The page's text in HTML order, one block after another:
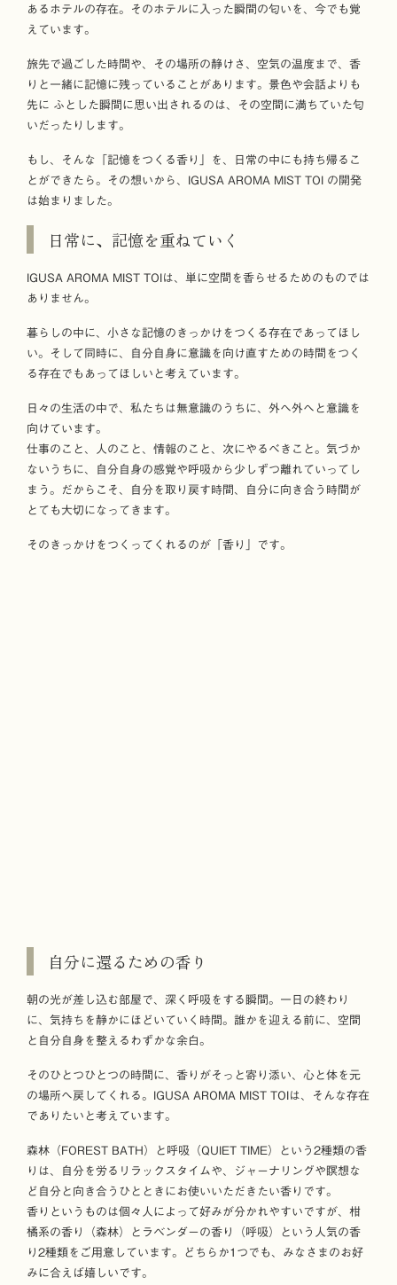
あるホテルの存在。そのホテルに入った瞬間の匂いを、今でも覚
えています。
旅先で過ごした時間や、その場所の静けさ、空気の温度まで、香
りと一緒に記憶に残っていることがあります。景色や会話よりも
先に ふとした瞬間に思い出されるのは、その空間に満ちていた匂
いだったりします。
もし、そんな「記憶をつくる香り」を、日常の中にも持ち帰るこ
とができたら。その想いから、IGUSA AROMA MIST TOI の開発
は始まりました。
日常に、記憶を重ねていく
IGUSA AROMA MIST TOIは、単に空間を香らせるためのものでは
ありません。
暮らしの中に、小さな記憶のきっかけをつくる存在であってほし
い。そして同時に、自分自身に意識を向け直すための時間をつく
る存在でもあってほしいと考えています。
日々の生活の中で、私たちは無意識のうちに、外へ外へと意識を
向けています。
仕事のこと、人のこと、情報のこと、次にやるべきこと。気づか
ないうちに、自分自身の感覚や呼吸から少しずつ離れていってし
まう。だからこそ、自分を取り戻す時間、自分に向き合う時間が
とても大切になってきます。
そのきっかけをつくってくれるのが「香り」です。
自分に還るための香り
朝の光が差し込む部屋で、深く呼吸をする瞬間。一日の終わり
に、気持ちを静かにほどいていく時間。誰かを迎える前に、空間
と自分自身を整えるわずかな余白。
そのひとつひとつの時間に、香りがそっと寄り添い、心と体を元
の場所へ戻してくれる。IGUSA AROMA MIST TOIは、そんな存在
でありたいと考えています。
森林（FOREST BATH）と呼吸（QUIET TIME）という2種類の香
りは、自分を労るリラックスタイムや、ジャーナリングや瞑想な
ど自分と向き合うひとときにお使いいただきたい香りです。
香りというものは個々人によって好みが分かれやすいですが、柑
橘系の香り（森林）とラベンダーの香り（呼吸）という人気の香
り2種類をご用意しています。どちらか1つでも、みなさまのお好
みに合えば嬉しいです。